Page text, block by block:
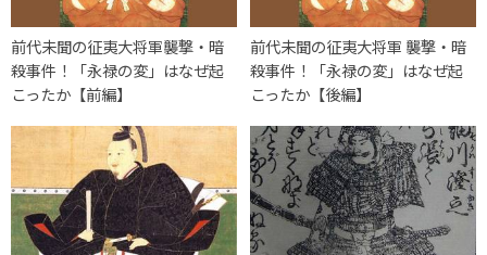
前代未聞の征夷大将軍襲撃・暗
殺事件！「永禄の変」はなぜ起
こったか【前編】
前代未聞の征夷大将軍 襲撃・暗
殺事件！「永禄の変」はなぜ起
こったか【後編】